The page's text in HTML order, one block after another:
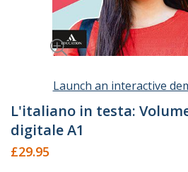
Launch an interactive
to
the
beginning
of
L'italiano in testa:
digitale A1
£29.95